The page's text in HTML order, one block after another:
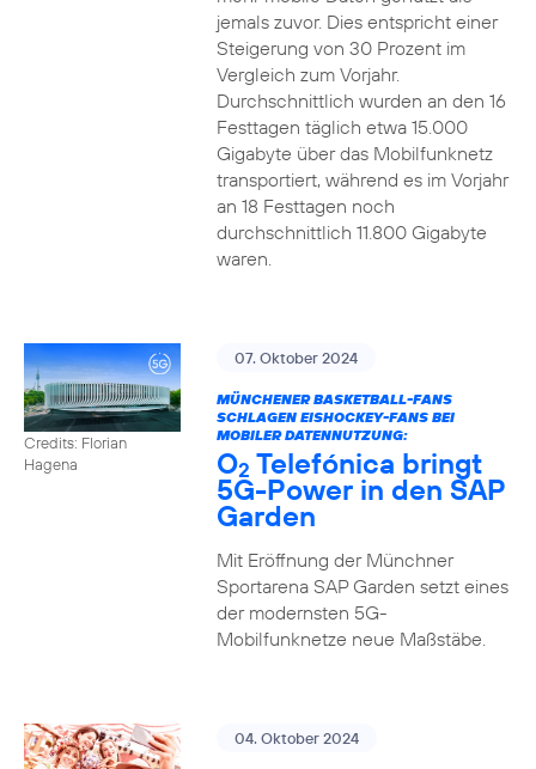
jemals zuvor. Dies entspricht einer
Steigerung von 30 Prozent im
Vergleich zum Vorjahr.
Durchschnittlich wurden an den 16
Festtagen täglich etwa 15.000
Gigabyte über das Mobilfunknetz
transportiert, während es im Vorjahr
an 18 Festtagen noch
durchschnittlich 11.800 Gigabyte
waren.
Credits: Florian
Hagena
07. Oktober 2024
MÜNCHENER BASKETBALL-FANS
SCHLAGEN EISHOCKEY-FANS BEI
MOBILER DATENNUTZUNG:
O2 Telefónica bringt
5G-Power in den SAP
Garden
Mit Eröffnung der Münchner
Sportarena SAP Garden setzt eines
der modernsten 5G-
Mobilfunknetze neue Maßstäbe.
04. Oktober 2024